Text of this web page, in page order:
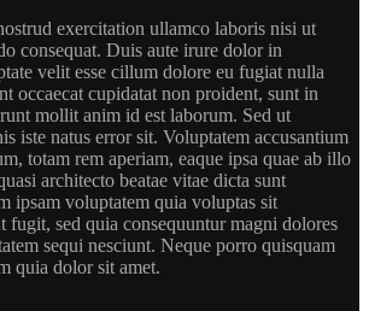
exercitation ullamco laboris nisi ut
consequat. Duis aute irure dolor in
velit esse cillum dolore eu fugiat nulla
occaecat cupidatat non proident, sunt in
mollit anim id est laborum. Sed ut
iste natus error sit. Voluptatem accusantium
totam rem aperiam, eaque ipsa quae ab illo
architecto beatae vitae dicta sunt
ipsam voluptatem quia voluptas sit
fugit, sed quia consequuntur magni dolores
sequi nesciunt. Neque porro quisquam
quia dolor sit amet.